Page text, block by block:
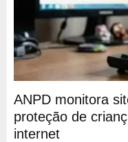
ANPD monitora
proteção de
internet